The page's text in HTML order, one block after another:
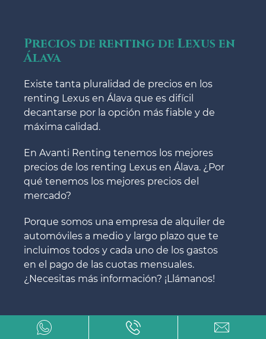
Precios de renting de Lexus en
Álava
Existe tanta pluralidad de precios en los
renting Lexus en Álava que es difícil
decantarse por la opción más fiable y de
máxima calidad.
En Avanti Renting tenemos los mejores
precios de los renting Lexus en Álava. ¿Por
qué tenemos los mejores precios del
mercado?
Porque somos una empresa de alquiler de
automóviles a medio y largo plazo que te
incluimos todos y cada uno de los gastos
en el pago de las cuotas mensuales.
¿Necesitas más información? ¡Llámanos!